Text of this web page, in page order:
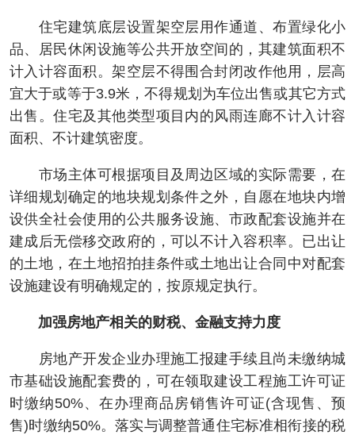
住宅建筑底层设置架空层用作通道、布置绿化小
品、居民休闲设施等公共开放空间的，其建筑面积不
计入计容面积。架空层不得围合封闭改作他用，层高
宜大于或等于3.9米，不得规划为车位出售或其它方式
出售。住宅及其他类型项目内的风雨连廊不计入计容
面积、不计建筑密度。
市场主体可根据项目及周边区域的实际需要，在
详细规划确定的地块规划条件之外，自愿在地块内增
设供全社会使用的公共服务设施、市政配套设施并在
建成后无偿移交政府的，可以不计入容积率。已出让
的土地，在土地招拍挂条件或土地出让合同中对配套
设施建设有明确规定的，按原规定执行。
加强房地产相关的财税、金融支持力度
房地产开发企业办理施工报建手续且尚未缴纳城
市基础设施配套费的，可在领取建设工程施工许可证
时缴纳50%、在办理商品房销售许可证(含现售、预
售)时缴纳50%。落实与调整普通住宅标准相衔接的税